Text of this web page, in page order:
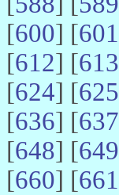
[600] [601
[612] [613
[624] [625
[636] [637
[648] [649
[660] [661